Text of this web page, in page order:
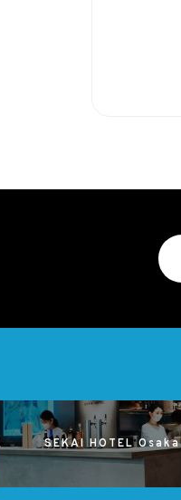
SEKAI HOTEL Osaka